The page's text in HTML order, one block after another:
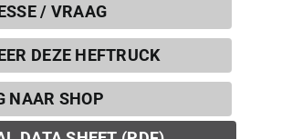
/ VRAAG
DEZE HEFTRUCK
NAAR SHOP